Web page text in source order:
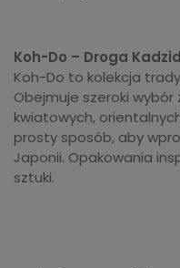
Koh-Do – Droga
Koh-Do to kolekcja
Obejmuje szeroki
kwiatowych,
prosty sposób, aby
Japonii. Opakowania
sztuki.